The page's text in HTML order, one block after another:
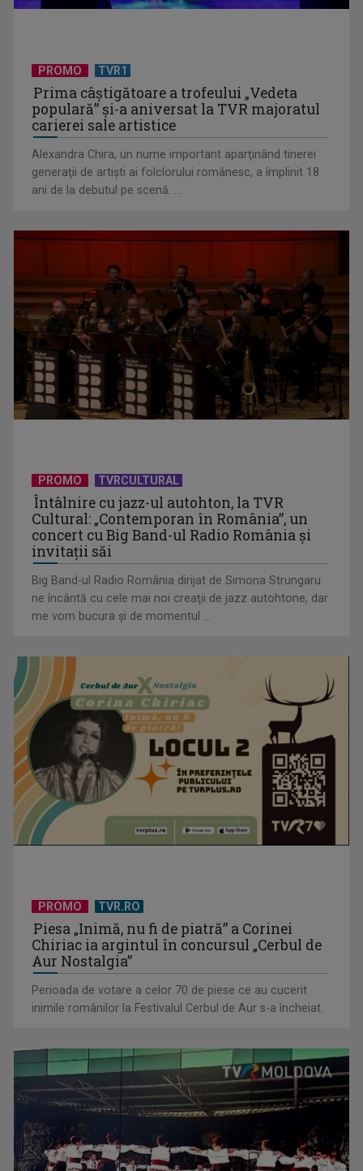
Horaţiu Mălăele ...
„Frații Jderi”, superproducția inspirată din opera lui Mihail
Sadoveanu, la ...
PROMO TVR1
Prima câştigătoare a trofeului „Vedeta
populară” şi-a aniversat la TVR majoratul
carierei sale artistice
Alexandra Chira, un nume important aparţinând tinerei
generaţii de artişti ai folclorului românesc, a împlinit 18
ani de la debutul pe scenă. ...
PROMO TVRCULTURAL
Întâlnire cu jazz-ul autohton, la TVR
Cultural: „Contemporan în România”, un
concert cu Big Band-ul Radio România şi
invitaţii săi
Big Band-ul Radio România dirijat de Simona Strungaru
ne încântă cu cele mai noi creaţii de jazz autohtone, dar
me vom bucura şi de momentul ...
PROMO TVR.RO
Piesa „Inimă, nu fi de piatră” a Corinei
Chiriac ia argintul în concursul „Cerbul de
Aur Nostalgia”
Perioada de votare a celor 70 de piese ce au cucerit
inimile românilor la Festivalul Cerbul de Aur s-a încheiat.